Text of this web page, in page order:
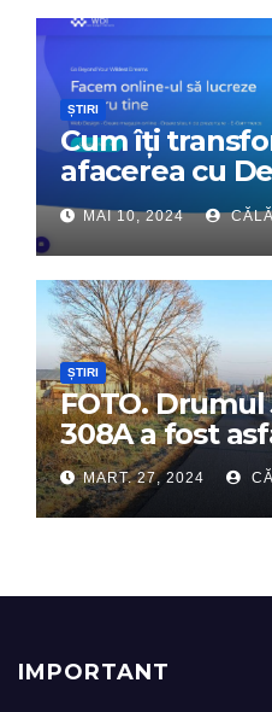
ȘTIRI
Cum îți
afacerea cu
Interactiv –
digital de
MAI 10, 2024
ȘTIRI
FOTO.
308A a fost
MART. 27, 2024
IMPORTANT